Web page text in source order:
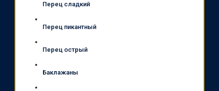
Перец сладкий
Перец пикантный
Перец острый
Баклажаны